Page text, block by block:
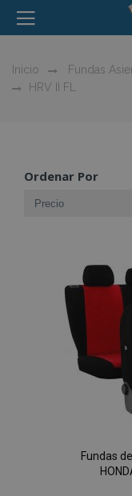
Inicio Fundas
HRV II FL
Ordenar Por
Fundas